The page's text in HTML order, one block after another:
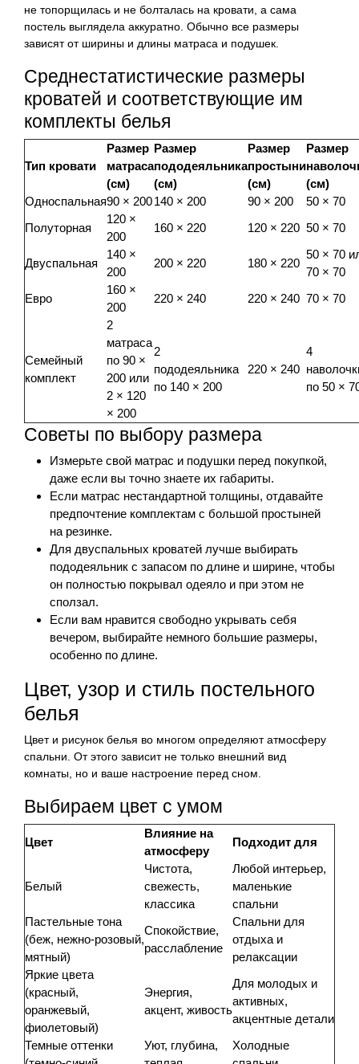
не топорщилась и не болталась на кровати, а сама
постель выглядела аккуратно. Обычно все размеры
зависят от ширины и длины матраса и подушек.
Среднестатистические размеры
кроватей и соответствующие им
комплекты белья
Тип кровати
Размер
матраса
(см)
Размер
пододеяльника
(см)
Размер
простыни
(см)
Размер
(см)
Односпальная90 × 200140 × 200 90 × 200
50 × 70
Полуторная
120 ×
200
160 × 220 120 × 220 50 × 70
Двуспальная
140 ×
200
200 × 220 180 × 220
50 × 70
70 × 70
Евро
160 ×
200
220 × 240 220 × 240 70 × 70
Семейный
комплект
2
матраса
по 90 ×
200 или
2 × 120
× 200
2
пододеяльника
по 140 × 200
220 × 240
4
по 50 ×
Советы по выбору размера
Измерьте свой матрас и подушки перед покупкой,
даже если вы точно знаете их габариты.
Если матрас нестандартной толщины, отдавайте
предпочтение комплектам с большой простыней
на резинке.
Для двуспальных кроватей лучше выбирать
пододеяльник с запасом по длине и ширине, чтобы
он полностью покрывал одеяло и при этом не
сползал.
Если вам нравится свободно укрывать себя
вечером, выбирайте немного большие размеры,
особенно по длине.
Цвет, узор и стиль постельного
белья
Цвет и рисунок белья во многом определяют атмосферу
спальни. От этого зависит не только внешний вид
комнаты, но и ваше настроение перед сном.
Выбираем цвет с умом
Цвет
Влияние на
атмосферу
Подходит для
Белый
Чистота,
свежесть,
классика
Любой интерьер,
маленькие
спальни
Пастельные тона
(беж, нежно-розовый,
мятный)
Спокойствие,
расслабление
Спальни для
отдыха и
релаксации
Яркие цвета
(красный,
оранжевый,
фиолетовый)
Энергия,
акцент, живость
Для молодых и
активных,
акцентные детали
Темные оттенки
Уют, глубина,
Холодные